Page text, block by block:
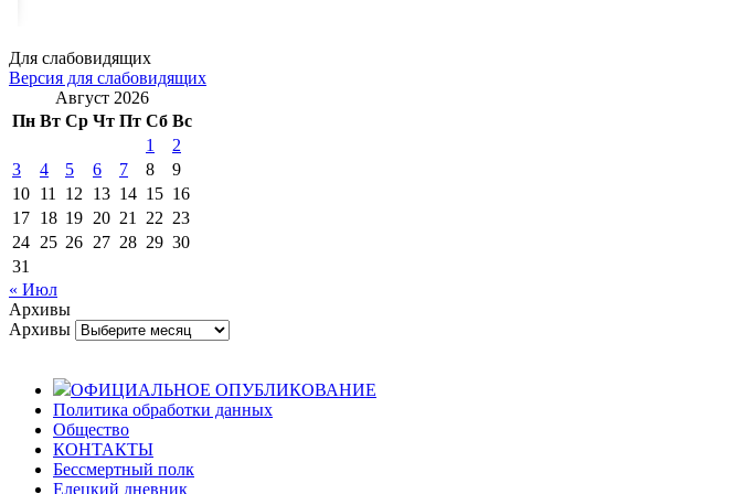
Для слабовидящих
Версия для слабовидящих
Август 2026
Пн Вт Ср Чт Пт Сб Вс
1
2
3
4 5 6 7 8
9
10 11 12 13 14 15 16
17 18 19 20 21 22 23
24 25 26 27 28 29 30
31
« Июл
Архивы
Архивы
ОФИЦИАЛЬНОЕ ОПУБЛИКОВАНИЕ
Политика обработки данных
Общество
КОНТАКТЫ
Бессмертный полк
Елецкий дневник